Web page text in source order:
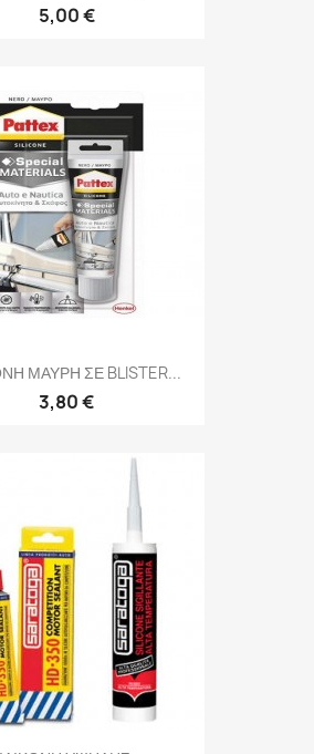
5,00 €
ΜΑΥΡΗ ΣΕ BLISTER...
3,80 €